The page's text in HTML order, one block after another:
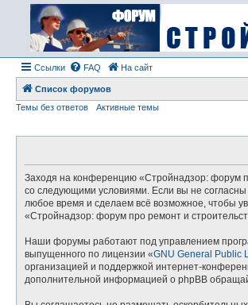
Ссылки FAQ На сайт
Список форумов
Темы без ответов
Активные темы
Заходя на конференцию «Стройнадзор: форум
со следующими условиями. Если вы не
любое время и сделаем всё возможное, чтобы
«Стройнадзор: форум про ремонт и
Наши форумы работают под управлением
выпущенного по лицензии «GNU General Public
организацией и поддержкой интернет-
дополнительной информацией о phpBB